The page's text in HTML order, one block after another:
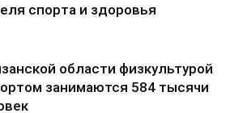
спорта и здоровья
области физкультурой
занимаются 584 тысячи